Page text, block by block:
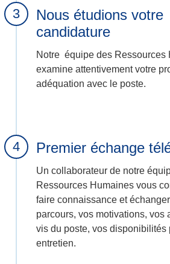
Nous étudions votre
candidature
Notre équipe des Ressources
examine attentivement votre
adéquation avec le poste.
Premier échange
Un collaborateur de notre
Ressources Humaines vous
faire connaissance et
parcours, vos motivations, vos
vis du poste, vos disponibilités
entretien.